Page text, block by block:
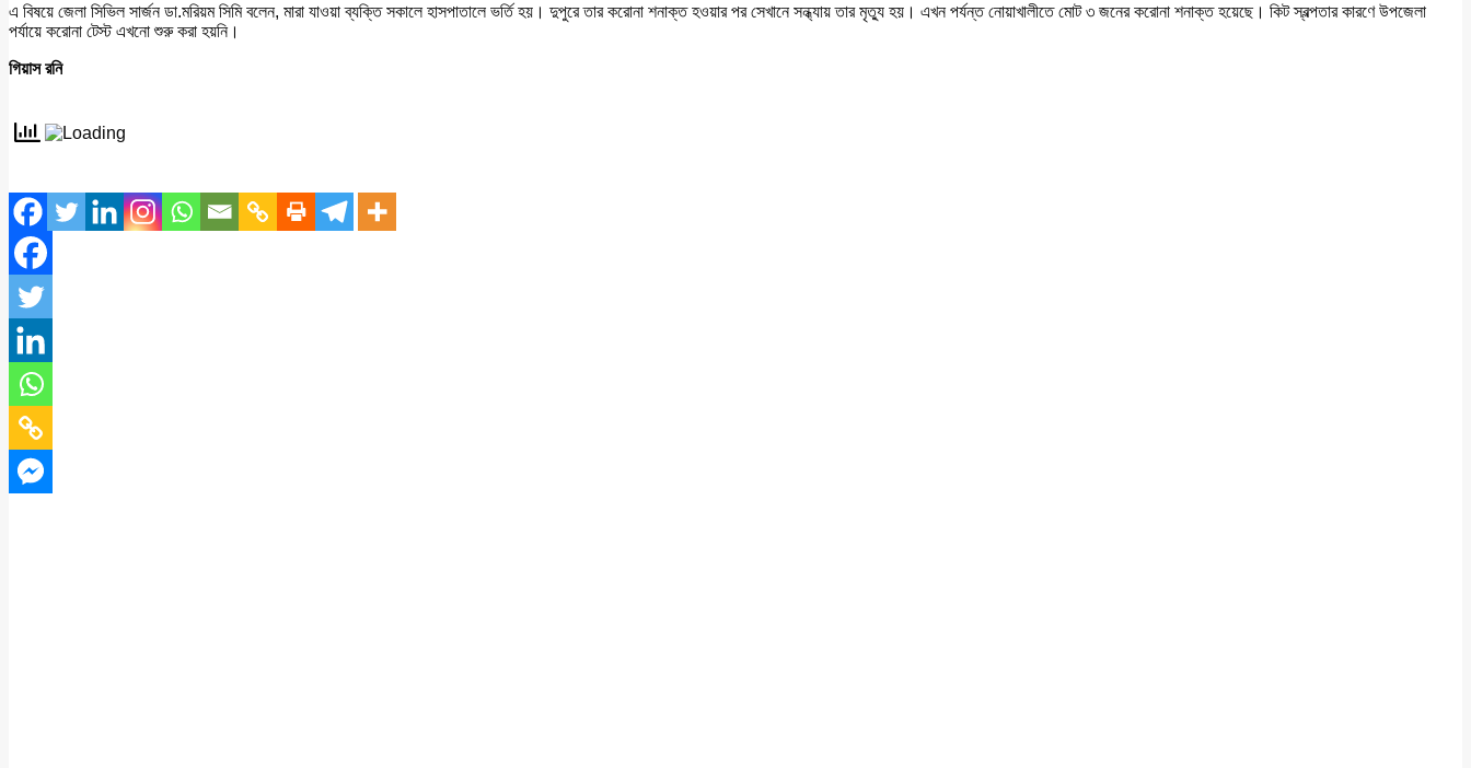
এ বিষয়ে জেলা সিভিল সার্জন ডা.মরিয়ম সিমি বলেন, মারা যাওয়া ব্যক্তি সকালে হাসপাতালে ভর্তি হয়। দুপুরে তার করোনা শনাক্ত হওয়ার পর সেখানে সন্ধ্যায় তার মৃত্যু হয়। এখন পর্যন্ত নোয়াখালীতে মোট ৩ জনের করোনা শনাক্ত হয়েছে। কিট স্বল্পতার কারণে উপজেলা
পর্যায়ে করোনা টেস্ট এখনো শুরু করা হয়নি।
গিয়াস রনি